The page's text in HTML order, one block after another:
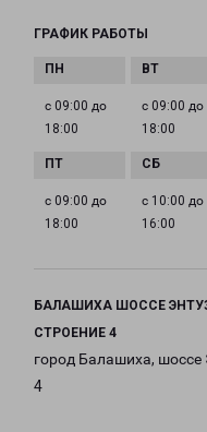
ГРАФИК РАБОТЫ
с 09:00 до
18:00
с 09:00 до
18:00
с 09:00 до
18:00
с 10:00 до
16:00
БАЛАШИХА ШОССЕ
СТРОЕНИЕ 4
город Балашиха, шоссе
4